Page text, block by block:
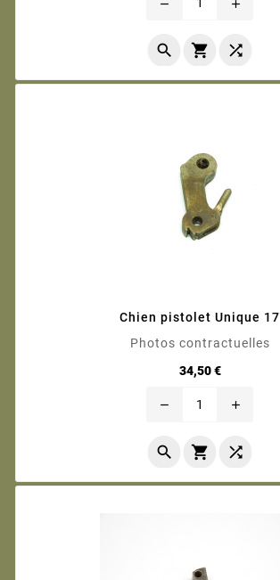
remove add
  
Chien pistolet Unique 17
Photos contractuelles
34,50 €Prix
remove add
  